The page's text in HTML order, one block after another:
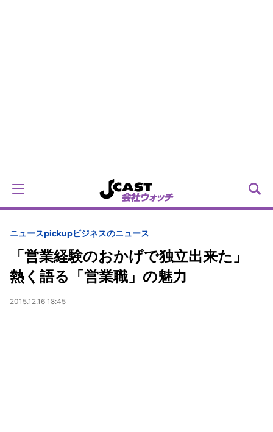
ニュースpickupビジネスのニュース
「営業経験のおかげで独立出来た」
熱く語る「営業職」の魅力
2015.12.16 18:45